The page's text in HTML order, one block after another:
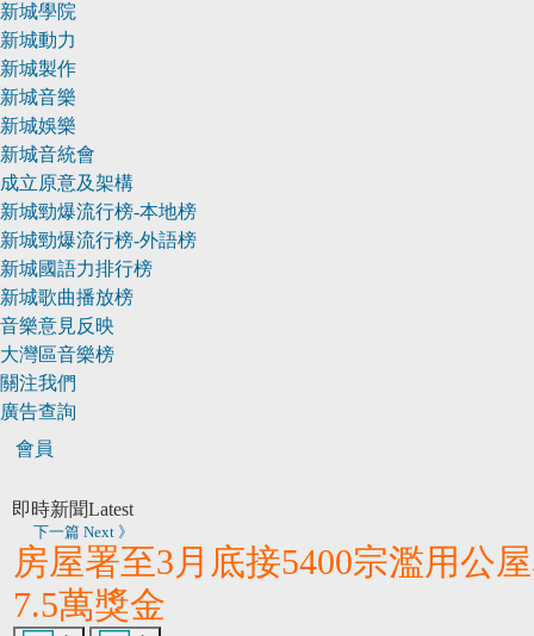
新城學院
新城動力
新城製作
新城音樂
新城娛樂
新城音統會
成立原意及架構
新城勁爆流行榜-本地榜
新城勁爆流行榜-外語榜
新城國語力排行榜
新城歌曲播放榜
音樂意見反映
大灣區音樂榜
關注我們
廣告查詢
會員
即時新聞Latest
下一篇 Next 》
房屋署至3月底接5400宗濫用公
7.5萬獎金